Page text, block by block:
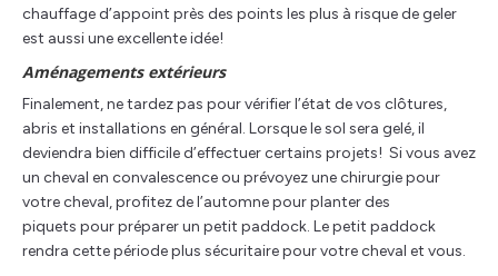
chauffage d’appoint près des points les plus à risque de geler
est aussi une excellente idée!
Aménagements extérieurs
Finalement, ne tardez pas pour vérifier l’état de vos clôtures,
abris et installations en général. Lorsque le sol sera gelé, il
deviendra bien difficile d’effectuer certains projets! Si vous avez
un cheval en convalescence ou prévoyez une chirurgie pour
votre cheval, profitez de l’automne pour planter des
piquets pour préparer un petit paddock. Le petit paddock
rendra cette période plus sécuritaire pour votre cheval et vous.